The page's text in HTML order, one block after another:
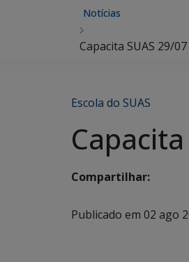
Notícias
Capacita SUAS 29/
Escola do SUAS
Compartilhar:
Publicado em 02 ago